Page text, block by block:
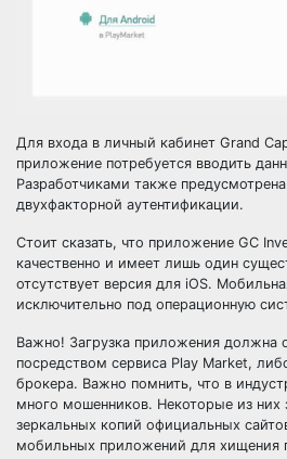
Для входа в личный кабинет Grand
приложение потребуется вводить
Разработчиками также
двухфакторной аутентификации.
Стоит сказать, что приложение GC
качественно и имеет лишь один
отсутствует версия для iOS.
исключительно под операционную
Важно! Загрузка приложения должна
посредством сервиса Play Market,
брокера. Важно помнить, что в
много мошенников. Некоторые из них
зеркальных копий официальных
мобильных приложений для хищения